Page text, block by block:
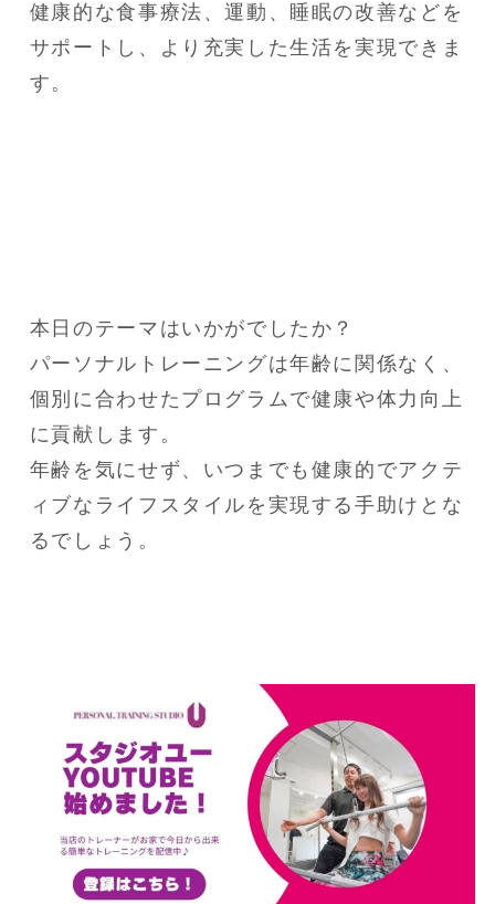
健康的な食事療法、運動、睡眠の改善などを
サポートし、より充実した生活を実現できま
す。
本日のテーマはいかがでしたか？
パーソナルトレーニングは年齢に関係なく、
個別に合わせたプログラムで健康や体力向上
に貢献します。
年齢を気にせず、いつまでも健康的でアクテ
ィブなライフスタイルを実現する手助けとな
るでしょう。